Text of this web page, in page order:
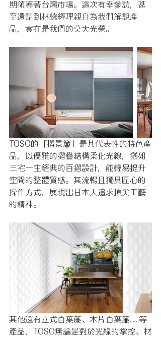
期領導著台灣市場。這次有幸參訪，甚
至還請到林總經理親自為我們解說產
品，實在是我們的莫大光榮。
TOSO的「摺景簾」是其代表性的特色產
品，以優雅的摺疊結構柔化光線，猶如
三宅一生經典的百摺設計，能輕易提升
空間的整體質感。其流暢且獨具匠心的
操作方式，展現出日本人追求頂尖工藝
的精神。
其他還有立式百葉簾、木片百葉簾......等
產品，TOSO無論是對於光線的掌控、材